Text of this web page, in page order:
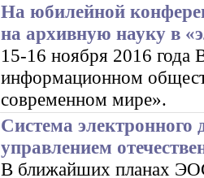
На юбилейной
на архивную науку в
15-16 ноября 2016
информационном
современном мире».
Система
управлением
В ближайших планах